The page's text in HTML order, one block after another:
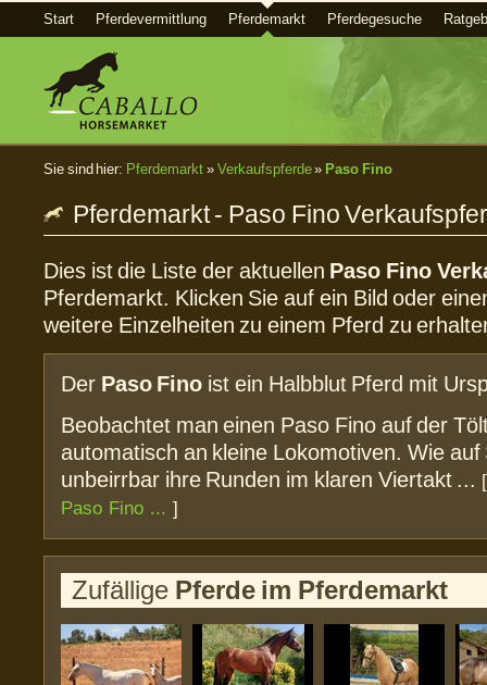
Start Pferdevermittlung Pferdemarkt Pferdegesuche
Sie sind hier: Pferdemarkt » Verkaufspferde» Paso Fino
Pferdemarkt - Paso Fino
Dies ist die Liste der aktuellen Paso Fino
Pferdemarkt. Klicken Sie auf ein Bild oder
weitere Einzelheiten zu einem Pferd zu
Der Paso Fino ist ein Halbblut Pferd mit
Beobachtet man einen Paso Fino auf der
automatisch an kleine Lokomotiven. Wie auf
unbeirrbar ihre Runden im klaren Viertakt ...
Paso Fino ... ]
Zufällige Pferde im Pferdemarkt